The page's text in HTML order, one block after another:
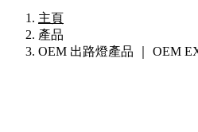
主頁
產品
OEM 出路燈產品 ｜ OEM